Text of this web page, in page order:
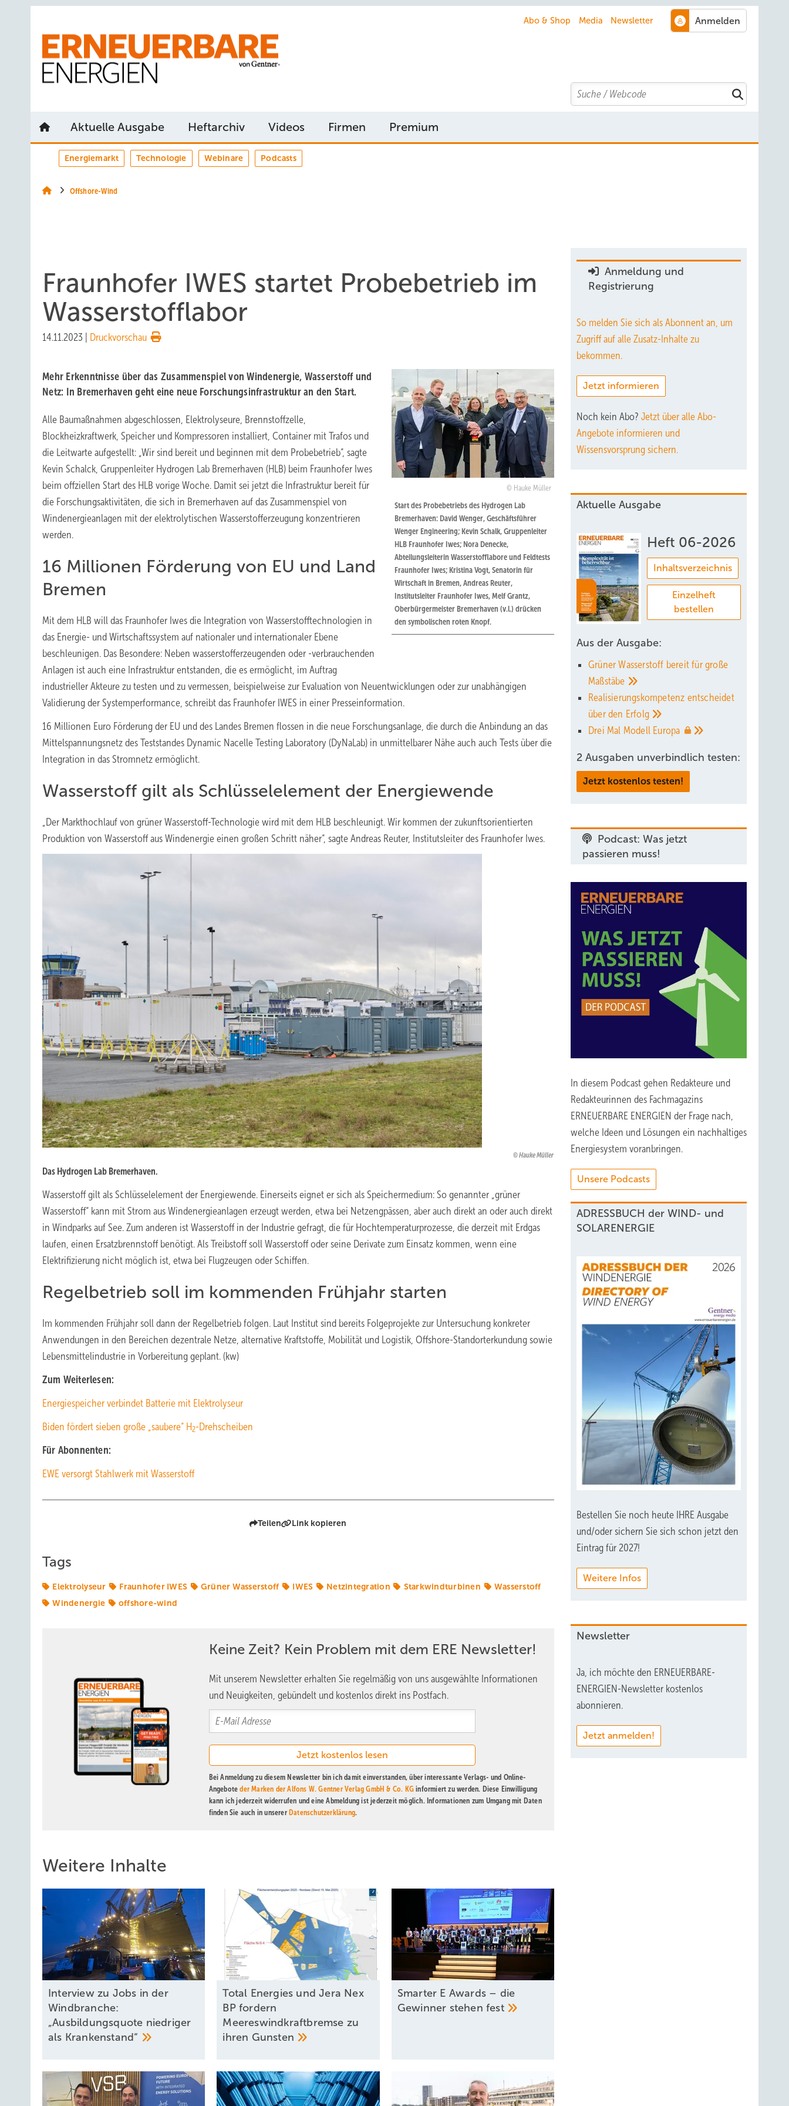
Abo & Shop Media Newsletter
Search
Aktuelle Ausgabe Heftarchiv Videos Firmen Premium
Energiemarkt Technologie Webinare Podcasts
Offshore-Wind
Fraunhofer IWES startet Probebetrieb im
Wasserstofflabor
14.11.2023 Druckvorschau
Hauke Müller
Start des Probebetriebs des Hydrogen Lab
Bremerhaven: David Wenger, Geschäftsführer
Wenger Engineering; Kevin Schalk, Gruppenleiter
HLB Fraunhofer Iwes; Nora Denecke,
Abteilungsleiterin Wasserstofflabore und Feldtests
Fraunhofer Iwes; Kristina Vogt, Senatorin für
Wirtschaft in Bremen, Andreas Reuter,
Institutsleiter Fraunhofer Iwes, Melf Grantz,
Oberbürgermeister Bremerhaven (v.l.) drücken
den symbolischen roten Knopf.
Mehr Erkenntnisse über das Zusammenspiel von Windenergie, Wasserstoff und
Netz: In Bremerhaven geht eine neue Forschungsinfrastruktur an den Start.
Alle Baumaßnahmen abgeschlossen, Elektrolyseure, Brennstoffzelle,
Blockheizkraftwerk, Speicher und Kompressoren installiert, Container mit Trafos und
die Leitwarte aufgestellt: „Wir sind bereit und beginnen mit dem Probebetrieb“, sagte
Kevin Schalck, Gruppenleiter Hydrogen Lab Bremerhaven (HLB) beim Fraunhofer Iwes
beim offziellen Start des HLB vorige Woche. Damit sei jetzt die Infrastruktur bereit für
die Forschungsaktivitäten, die sich in Bremerhaven auf das Zusammenspiel von
Windenergieanlagen mit der elektrolytischen Wasserstofferzeugung konzentrieren
werden.
16 Millionen Förderung von EU und Land
Bremen
Mit dem HLB will das Fraunhofer Iwes die Integration von Wasserstofftechnologien in
das Energie- und Wirtschaftssystem auf nationaler und internationaler Ebene
beschleunigen. Das Besondere: Neben wasserstofferzeugenden oder -verbrauchenden
Anlagen ist auch eine Infrastruktur entstanden, die es ermöglicht, im Auftrag
industrieller Akteure zu testen und zu vermessen, beispielweise zur Evaluation von Neuentwicklungen oder zur unabhängigen
Validierung der Systemperformance, schreibt das Fraunhofer IWES in einer Presseinformation.
16 Millionen Euro Förderung der EU und des Landes Bremen flossen in die neue Forschungsanlage, die durch die Anbindung an das
Mittelspannungsnetz des Teststandes Dynamic Nacelle Testing Laboratory (DyNaLab) in unmittelbarer Nähe auch auch Tests über die
Integration in das Stromnetz ermöglicht.
Wasserstoff gilt als Schlüsselelement der Energiewende
„Der Markthochlauf von grüner Wasserstoff-Technologie wird mit dem HLB beschleunigt. Wir kommen der zukunftsorientierten
Produktion von Wasserstoff aus Windenergie einen großen Schritt näher“, sagte Andreas Reuter, Institutsleiter des Fraunhofer Iwes.
Hauke Müller
Das Hydrogen Lab Bremerhaven.
Wasserstoff gilt als Schlüsselelement der Energiewende. Einerseits eignet er sich als Speichermedium: So genannter „grüner
Wasserstoff“ kann mit Strom aus Windenergieanlagen erzeugt werden, etwa bei Netzengpässen, aber auch direkt an oder auch direkt
in Windparks auf See. Zum anderen ist Wasserstoff in der Industrie gefragt, die für Hochtemperaturprozesse, die derzeit mit Erdgas
laufen, einen Ersatzbrennstoff benötigt. Als Treibstoff soll Wasserstoff oder seine Derivate zum Einsatz kommen, wenn eine
Elektrifizierung nicht möglich ist, etwa bei Flugzeugen oder Schiffen.
Regelbetrieb soll im kommenden Frühjahr starten
Im kommenden Frühjahr soll dann der Regelbetrieb folgen. Laut Institut sind bereits Folgeprojekte zur Untersuchung konkreter
Anwendungen in den Bereichen dezentrale Netze, alternative Kraftstoffe, Mobilität und Logistik, Offshore-Standorterkundung sowie
Lebensmittelindustrie in Vorbereitung geplant. (kw)
Zum Weiterlesen:
Energiespeicher verbindet Batterie mit Elektrolyseur
Biden fördert ­sieben große „saubere“ H2-Drehscheiben
Für Abonnenten:
EWE versorgt Stahlwerk mit Wasserstoff
Teilen Link kopieren
Tags
Elektrolyseur Fraunhofer IWES Grüner Wasserstoff IWES Netzintegration Starkwindturbinen
Wasserstoff
Windenergie
offshore-wind
Keine Zeit? Kein Problem mit dem ERE Newsletter!
Mit unserem Newsletter erhalten Sie regelmäßig von uns ausgewählte Informationen
und Neuigkeiten, gebündelt und kostenlos direkt ins Postfach.
Bei Anmeldung zu diesem Newsletter bin ich damit einverstanden, über interessante Verlags- und Online-
Angeboteder Marken der Alfons W. Gentner Verlag GmbH & Co. KG informiert zu werden. Diese Einwilligung
kann ich jederzeit widerrufen und eine Abmeldung ist jederzeit möglich. Informationen zum Umgang mit Daten
finden Sie auch in unserer Datenschutzerklärung.
Weitere Inhalte
Interview zu Jobs in der
Windbranche:
„Ausbildungsquote niedriger
als Krankenstand“
Total Energies und Jera Nex
BP fordern
Meereswindkraftbremse zu
ihren Gunsten
Smarter E Awards – die
Gewinner stehenfest
Anmeldung und
Registrierung
So melden Sie sich als Abonnent an, um
Zugriff auf alle Zusatz-Inhalte zu
bekommen.
Jetzt informieren
Noch kein Abo? Jetzt über alle Abo-
Angebote informieren und
Wissensvorsprung sichern.
Aktuelle Ausgabe
Heft 06-2026
Inhaltsverzeichnis
Einzelheft
bestellen
Aus der Ausgabe:
Grüner Wasserstoff bereit für große
Maßstäbe
Realisierungskompetenz entscheidet
über den Erfolg
Drei Mal Modell Europa
2 Ausgaben unverbindlich testen:
Jetzt kostenlos testen!
Podcast: Was jetzt
passieren muss!
In diesem Podcast gehen Redakteure und
Redakteurinnen des Fachmagazins
ERNEUERBARE ENERGIEN der Frage nach,
welche Ideen und Lösungen ein nachhaltiges
Energiesystem voranbringen.
Unsere Podcasts
ADRESSBUCH der WIND- und
SOLARENERGIE
Bestellen Sie noch heute IHRE Ausgabe
und/oder sichern Sie sich schon jetzt den
Eintrag für 2027!
Weitere Infos
Newsletter
Ja, ich möchte den ERNEUERBARE-
ENERGIEN-Newsletter kostenlos
abonnieren.
Jetzt anmelden!